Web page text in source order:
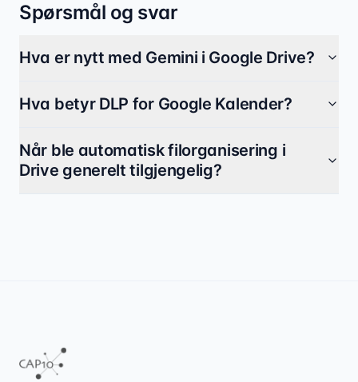
Spørsmål og svar
Hva er nytt med Gemini i Google Drive?
Hva betyr DLP for Google Kalender?
Når ble automatisk filorganisering i
Drive generelt tilgjengelig?